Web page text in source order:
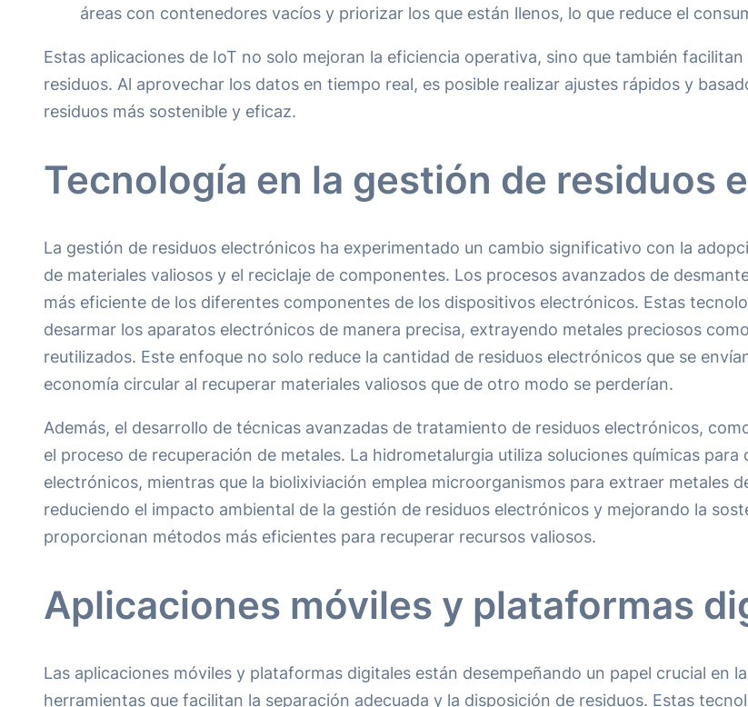
áreas con contenedores vacíos y priorizar los que están llenos, lo que reduce el
Estas aplicaciones de IoT no solo mejoran la eficiencia operativa, sino que también
residuos. Al aprovechar los datos en tiempo real, es posible realizar ajustes rápidos y
residuos más sostenible y eficaz.
Tecnología en la gestión de residuos
La gestión de residuos electrónicos ha experimentado un cambio significativo con la
de materiales valiosos y el reciclaje de componentes. Los procesos avanzados de
más eficiente de los diferentes componentes de los dispositivos electrónicos. Estas
desarmar los aparatos electrónicos de manera precisa, extrayendo metales preciosos
reutilizados. Este enfoque no solo reduce la cantidad de residuos electrónicos que se
economía circular al recuperar materiales valiosos que de otro modo se perderían.
Además, el desarrollo de técnicas avanzadas de tratamiento de residuos electrónicos,
el proceso de recuperación de metales. La hidrometalurgia utiliza soluciones químicas
electrónicos, mientras que la biolixiviación emplea microorganismos para extraer metales
reduciendo el impacto ambiental de la gestión de residuos electrónicos y mejorando la
proporcionan métodos más eficientes para recuperar recursos valiosos.
Aplicaciones móviles y plataformas
Las aplicaciones móviles y plataformas digitales están desempeñando un papel crucial en
herramientas que facilitan la separación adecuada y la disposición de residuos. Estas